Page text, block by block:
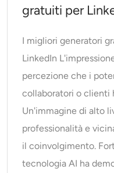
gratuiti per
I migliori generatori
LinkedIn
percezione che i
collaboratori o clienti
Un'immagine di alto
professionalità e
il coinvolgimento.
tecnologia AI ha